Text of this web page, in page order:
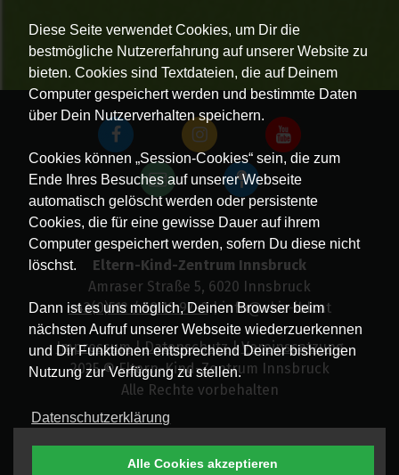
Diese Seite verwendet Cookies, um Dir die
bestmögliche Nutzererfahrung auf unserer Website zu
bieten. Cookies sind Textdateien, die auf Deinem
Computer gespeichert werden und bestimmte Daten
über Dein Nutzerverhalten speichern.
Cookies können „Session-Cookies“ sein, die zum
Ende Ihres Besuches auf unserer Webseite
automatisch gelöscht werden oder persistente
Cookies, die für eine gewisse Dauer auf ihrem
Computer gespeichert werden, sofern Du diese nicht
löschst.
Dann ist es uns möglich, Deinen Browser beim
nächsten Aufruf unserer Webseite wiederzuerkennen
und Dir Funktionen entsprechend Deiner bisherigen
Nutzung zur Verfügung zu stellen.
Datenschutzerklärung
Alle Cookies akzeptieren
Eltern-Kind-Zentrum Innsbruck
Amraser Straße 5, 6020 Innsbruck
+43(0)512 / 58 19 97-0| info@ekiz-ibk.at
Impressum|Datenschutz|Vereinssatzung
2025 © Eltern-Kind-Zentrum Innsbruck
Alle Rechte vorbehalten